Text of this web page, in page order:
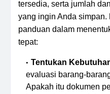
tersedia, serta jumlah
yang ingin Anda
panduan dalam
tepat:
Tentukan
evaluasi barang-
Apakah itu dokumen